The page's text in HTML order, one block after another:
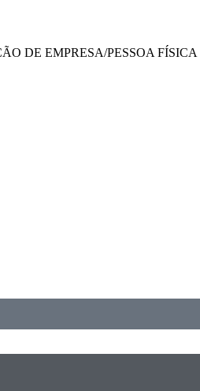
DE EMPRESA/PESSOA